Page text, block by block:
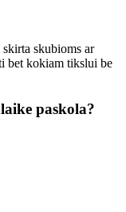
skubioms ar
bet kokiam tikslui be
paskola?